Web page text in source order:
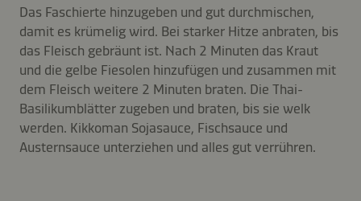
Das Faschierte hinzugeben und gut durchmischen,
damit es krümelig wird. Bei starker Hitze anbraten, bis
das Fleisch gebräunt ist. Nach 2 Minuten das Kraut
und die gelbe Fiesolen hinzufügen und zusammen mit
dem Fleisch weitere 2 Minuten braten. Die Thai-
Basilikumblätter zugeben und braten, bis sie welk
werden. Kikkoman Sojasauce, Fischsauce und
Austernsauce unterziehen und alles gut verrühren.